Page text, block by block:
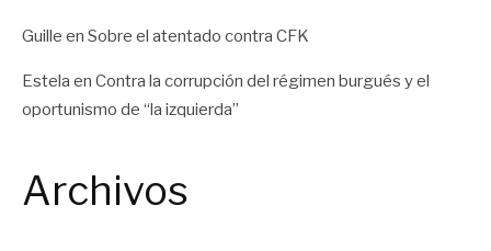
Guille en Sobre el atentado contra CFK
Estela en Contra la corrupción del régimen burgués y el
oportunismo de “la izquierda”
Archivos